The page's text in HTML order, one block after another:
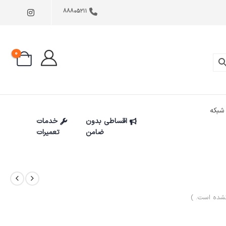
88805211
0
شبکه
اقساطی بدون
ضامن
خدمات
تعمیرات
است. )